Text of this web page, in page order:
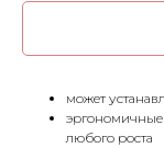
может
эргономичные
любого роста